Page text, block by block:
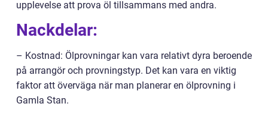
upplevelse att prova öl tillsammans med andra.
Nackdelar:
– Kostnad: Ölprovningar kan vara relativt dyra beroende
på arrangör och provningstyp. Det kan vara en viktig
faktor att överväga när man planerar en ölprovning i
Gamla Stan.